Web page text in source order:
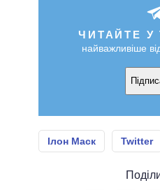
ЧИТАЙТЕ У
найважливіше
Ілон Маск Twitter